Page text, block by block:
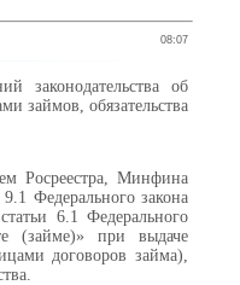
08:07
законодательства об
займов, обязательства
Росреестра, Минфина
Федерального закона
6.1 Федерального
(займе)» при выдаче
договоров займа),